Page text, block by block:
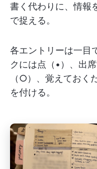
書く代わりに、情報
で捉える。
各エントリーは一目
クには点（•）、出
（○）、覚えておく
を付ける。